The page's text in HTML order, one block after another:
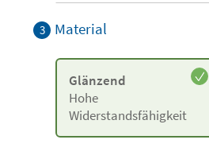
3 Material
Glänzend
Hohe
Widerstandsfähigkeit